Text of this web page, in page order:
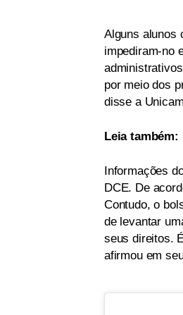
Alguns alunos
impediram-no
por meio dos
disse a
Leia também:
Informações
DCE. De
Contudo, o
de levantar
seus direitos.
afirmou em